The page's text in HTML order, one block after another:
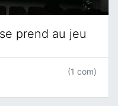
prend au jeu
(1 com)